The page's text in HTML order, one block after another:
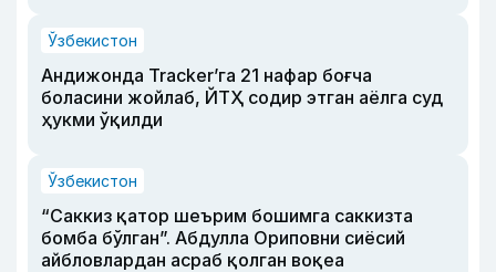
Ўзбекистон
Андижонда Tracker’га 21 нафар боғча
боласини жойлаб, ЙТҲ содир этган аёлга суд
ҳукми ўқилди
Ўзбекистон
“Саккиз қатор шеърим бошимга саккизта
бомба бўлган”. Абдулла Ориповни сиёсий
айбловлардан асраб қолган воқеа